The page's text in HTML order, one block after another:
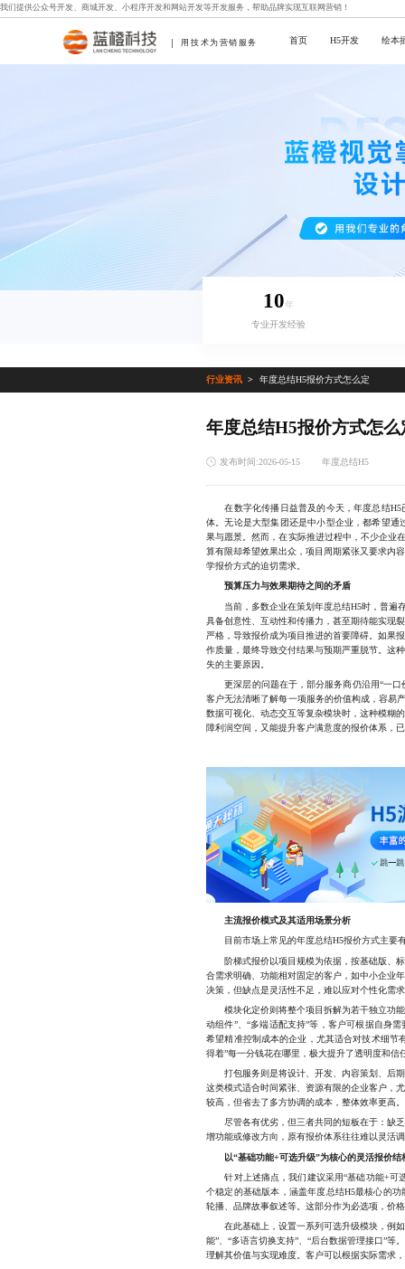
我们提供公众号开发、 商城开发、 小程序开发和 网站开发等开发服务，帮助品牌实现互联网营销！
用技术为营销服务 首页 H5开发 绘本
10年
专业开发经验
行业资讯 年度总结H5报价方式怎么定
年度总结H5报价方式怎么
发布时间:2026-05-15 年度总结H5
在数字化传播日益普及的今天，年度总结H5
体。无论是大型集团还是中小型企业，都希望
果与愿景。然而，在实际推进过程中，不少企
算有限却希望效果出众，项目周期紧张又要求内
学报价方式的迫切需求。
预算压力与效果期待之间的矛盾
当前，多数企业在策划年度总结H5时，普遍存
具备创意性、互动性和传播力，甚至期待能实现
严格，导致报价成为项目推进的首要障碍。如果
作质量，最终导致交付结果与预期严重脱节。这
失的主要原因。
更深层的问题在于，部分服务商仍沿用“一口
客户无法清晰了解每一项服务的价值构成，容易
数据可视化、动态交互等复杂模块时，这种模糊
障利润空间，又能提升客户满意度的报价体系，
主流报价模式及其适用场景分析
目前市场上常见的年度总结H5报价方式主要
阶梯式报价以项目规模为依据，按基础版、标
合需求明确、功能相对固定的客户，如中小企业
决策，但缺点是灵活性不足，难以应对个性化需
模块化定价则将整个项目拆解为若干独立功能
动组件”、“多端适配支持”等，客户可根据自身
希望精准控制成本的企业，尤其适合对技术细节
得着”每一分钱花在哪里，极大提升了透明度和信
打包服务则是将设计、开发、内容策划、后期
这类模式适合时间紧张、资源有限的企业客户，
较高，但省去了多方协调的成本，整体效率更高。
尽管各有优劣，但三者共同的短板在于：缺乏
增功能或修改方向，原有报价体系往往难以灵活
以“基础功能+可选升级”为核心的灵活报价结
针对上述痛点，我们建议采用“基础功能+可
个稳定的基础版本，涵盖年度总结H5最核心的
轮播、品牌故事叙述等。这部分作为必选项，价
在此基础上，设置一系列可选升级模块，例如
能”、“多语言切换支持”、“后台数据管理接口”
理解其价值与实现难度。客户可以根据实际需求